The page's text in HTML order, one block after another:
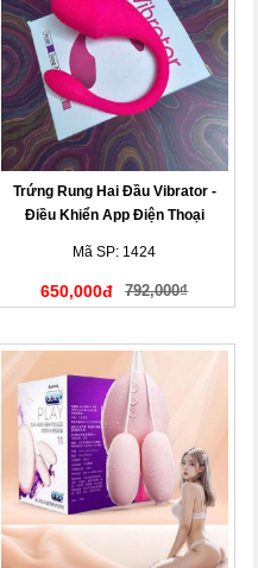
Trứng Rung Hai Đầu Vibrator -
Điều Khiển App Điện Thoại
Mã SP: 1424
650,000đ 792,000₫